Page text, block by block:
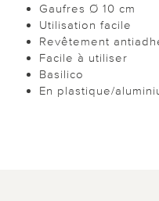
Gaufres Ø 10 cm
Utilisation facile
Revêtement
Facile à utiliser
Basilico
En plastique/